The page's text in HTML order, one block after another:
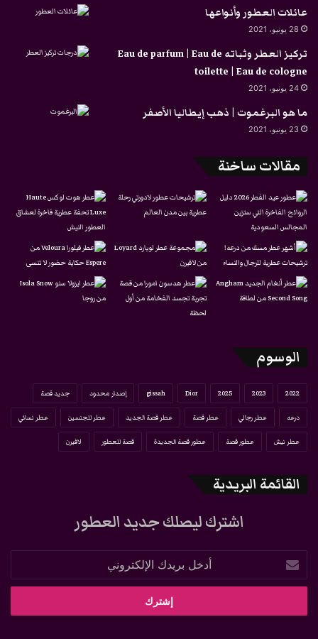
عائلات العطور وأنواعها
28 يونيو، 2021
تركيز العطر وثباته Eau de parfum | Eau de
toilette | Eau de cologne
24 يونيو، 2021
ما هو البرغموت | ذهب إيطاليا الأصفر
23 يونيو، 2021
مقالات ساخنة
الوسوم
2022
2023
2025
Dior
gissah إصدار محدود جديد قصة
درعه عطر رجالي عطر قصة عطر قصة الجديد عطر للجنسين عطر نسائي
عطر نيش عطور قصة عطور قصة الجديدة قصة للعطور لافيرن
القائمة البريدية
اشترك ليصلك جديد العطور
أدخل
بريدك
الإلكتروني